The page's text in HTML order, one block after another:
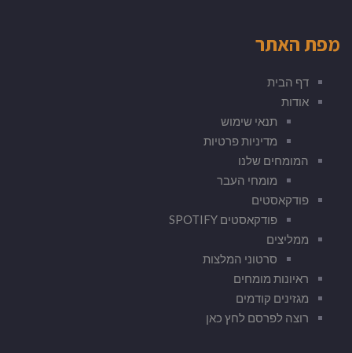
מפת האתר
דף הבית
אודות
תנאי שימוש
מדיניות פרטיות
המומחים שלנו
מומחי העבר
פודקאסטים
פודקאסטים SPOTIFY
ממליצים
סרטוני המלצות
ראיונות מומחים
מגזינים קודמים
רוצה לפרסם לחץ כאן